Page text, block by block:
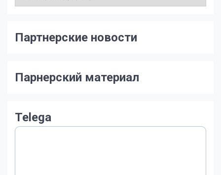
Партнерские новости
Парнерский материал
Telega